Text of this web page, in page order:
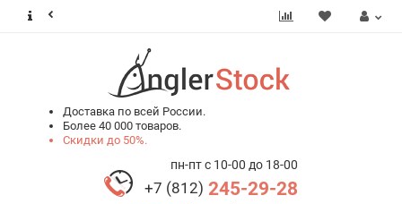
Доставка по всей России.
Более 40 000 товаров.
Скидки до 50%.
пн-пт с 10-00 до 18-00
+7 (812) 245-29-28